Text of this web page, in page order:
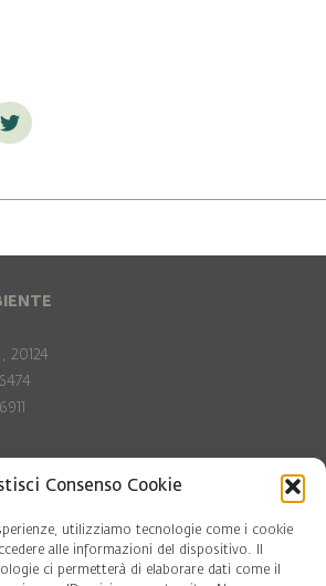
Consenso Cookie
utilizziamo tecnologie come i cookie
alle informazioni del dispositivo. Il
ci permetterà di elaborare dati come il
20124